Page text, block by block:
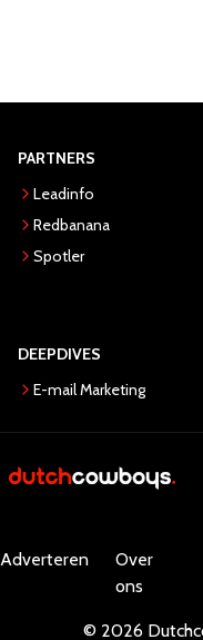
PARTNERS
Leadinfo
Redbanana
Spotler
DEEPDIVES
E-mail Marketing
Adverteren
Over
ons
© 2026